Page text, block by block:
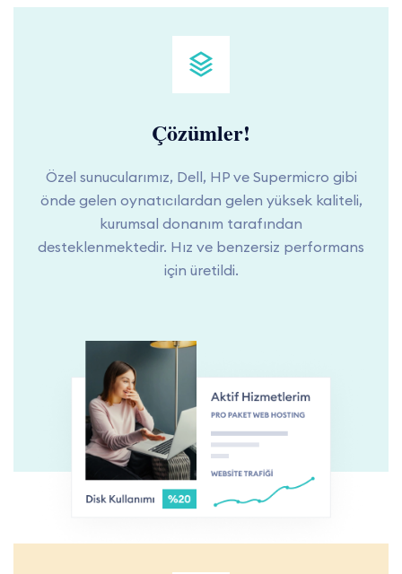
Çözümler!
Özel sunucularımız, Dell, HP ve Supermicro gibi
önde gelen oynatıcılardan gelen yüksek kaliteli,
kurumsal donanım tarafından
desteklenmektedir. Hız ve benzersiz performans
için üretildi.